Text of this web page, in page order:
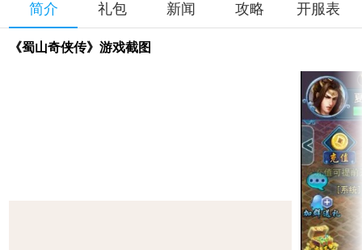
简介 礼包 新闻 攻略 开服表
《蜀山奇侠传》游戏截图